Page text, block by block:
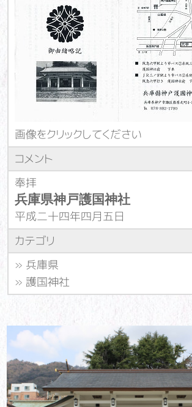
画像をクリックしてください
コメント
奉拝
兵庫県神戸護国神社
平成二十四年四月五日
カテゴリ
» 兵庫県
» 護国神社